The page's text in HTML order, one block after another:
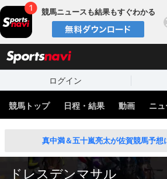
競馬ニュースも結果もすぐわかる
ログイン
競馬トップ 日程・結果 動画 ニュ
真中満＆五十嵐亮太が佐賀競馬予想
ドレスデンマサル